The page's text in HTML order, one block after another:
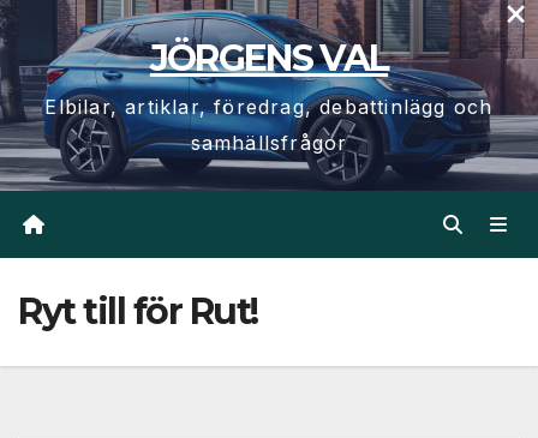
Hoppa
till
innehåll
JÖRGENS VAL
Elbilar, artiklar, föredrag, debattinlägg och
samhällsfrågor
Ryt till för Rut!
×